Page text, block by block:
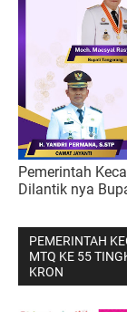
Pemerintah
Dilantik nya
PEMERINTAH
MTQ KE 55
KRON